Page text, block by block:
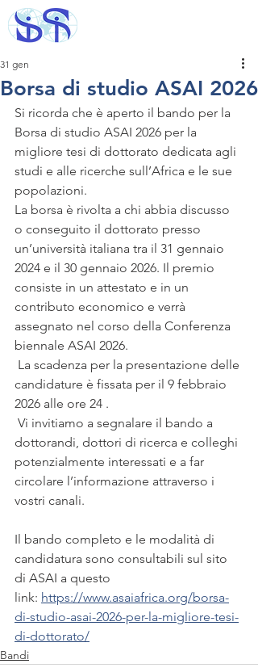
Borsa di studio ASAI 2026
31 gen
Si ricorda che è aperto il bando per la
Borsa di studio ASAI 2026 per la
migliore tesi di dottorato dedicata agli
studi e alle ricerche sull’Africa e le sue
popolazioni.
La borsa è rivolta a chi abbia discusso
o conseguito il dottorato presso
un’università italiana tra il 31 gennaio
2024 e il 30 gennaio 2026. Il premio
consiste in un attestato e in un
contributo economico e verrà
assegnato nel corso della Conferenza
biennale ASAI 2026.
candidature è fissata per il 9 febbraio
2026 alle ore 24 .
dottorandi, dottori di ricerca e colleghi
potenzialmente interessati e a far
circolare l’informazione attraverso i
vostri canali.
Il bando completo e le modalità di
candidatura sono consultabili sul sito
di ASAI a questo
link: https://www.asaiafrica.org/borsa-
di-studio-asai-2026-per-la-migliore-tesi-
di-dottorato/
Bandi